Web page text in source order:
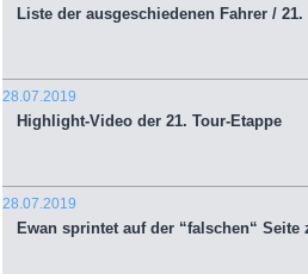
Liste der ausgeschiedenen Fahrer / 21.
28.07.2019
Highlight-Video der 21. Tour-Etappe
28.07.2019
Ewan sprintet auf der “falschen“ Seite